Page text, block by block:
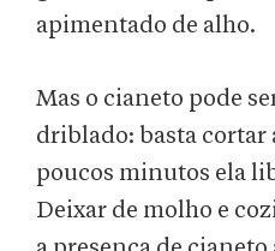
apimentado de alho.
Mas o cianeto pode
driblado: basta cortar
poucos minutos ela
Deixar de molho e